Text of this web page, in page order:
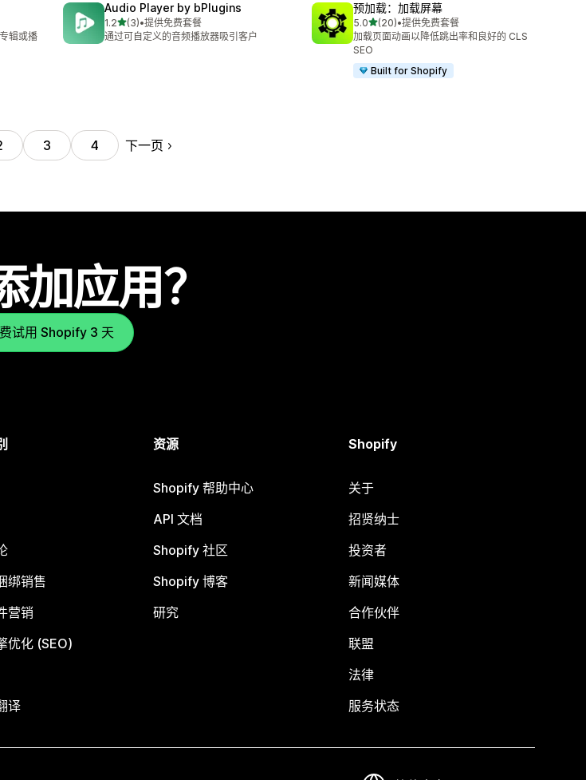
辑或播
Audio Player by bPlugins
1.2星（满分 5 星）
(3)
总共 3 条评论
•提供免费套餐
通过可自定义的音频播放器吸引客户
预加载：加载屏幕
5.0星（满分 5 星）
(20)
总共 20 条评论
•提供免费套餐
加载页面动画以降低跳出率和良好的 CLS
SEO
Built for Shopify
3 4 下一页
加应用？
试用 Shopify 3 天
绑销售
营销
优化 (SEO)
译
资源
Shopify 帮助中心
API 文档
Shopify 社区
Shopify 博客
研究
Shopify
关于
招贤纳士
投资者
新闻媒体
合作伙伴
联盟
法律
服务状态